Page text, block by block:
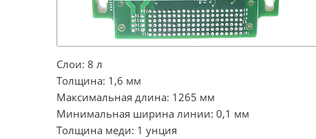
Слои: 8 л
Толщина: 1,6 мм
Максимальная длина: 1265 мм
Минимальная ширина линии: 0,1 мм
Толщина меди: 1 унция